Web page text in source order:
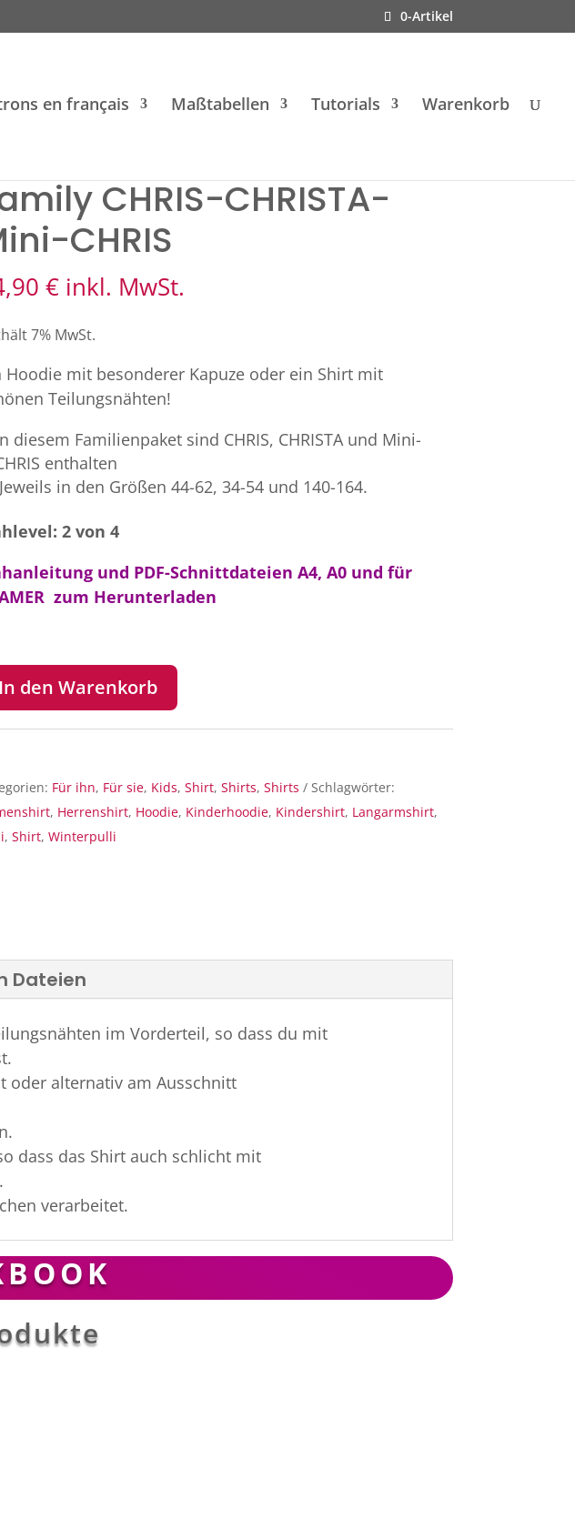
0-Artikel
en français Maßtabellen Tutorials Warenkorb
CHRIS-CHRISTA-
CHRIS
€ inkl. MwSt.
7% MwSt.
Hoodie mit besonderer Kapuze oder ein Shirt mit
Teilungsnähten!
diesem Familienpaket sind CHRIS, CHRISTA und Mini-
enthalten
Jeweils in den Größen 44-62, 34-54 und 140-164.
2 von 4
und PDF-Schnittdateien A4, A0 und für
zum Herunterladen
In den Warenkorb
Für ihn, Für sie, Kids,Shirt,Shirts,Shirts
Schlagwörter:
, Herrenshirt, Hoodie, Kinderhoodie, Kindershirt, Langarmshirt,
,Shirt,Winterpulli
Dateien
im Vorderteil, so dass du mit
oder alternativ am Ausschnitt
dass das Shirt auch schlicht mit
verarbeitet.